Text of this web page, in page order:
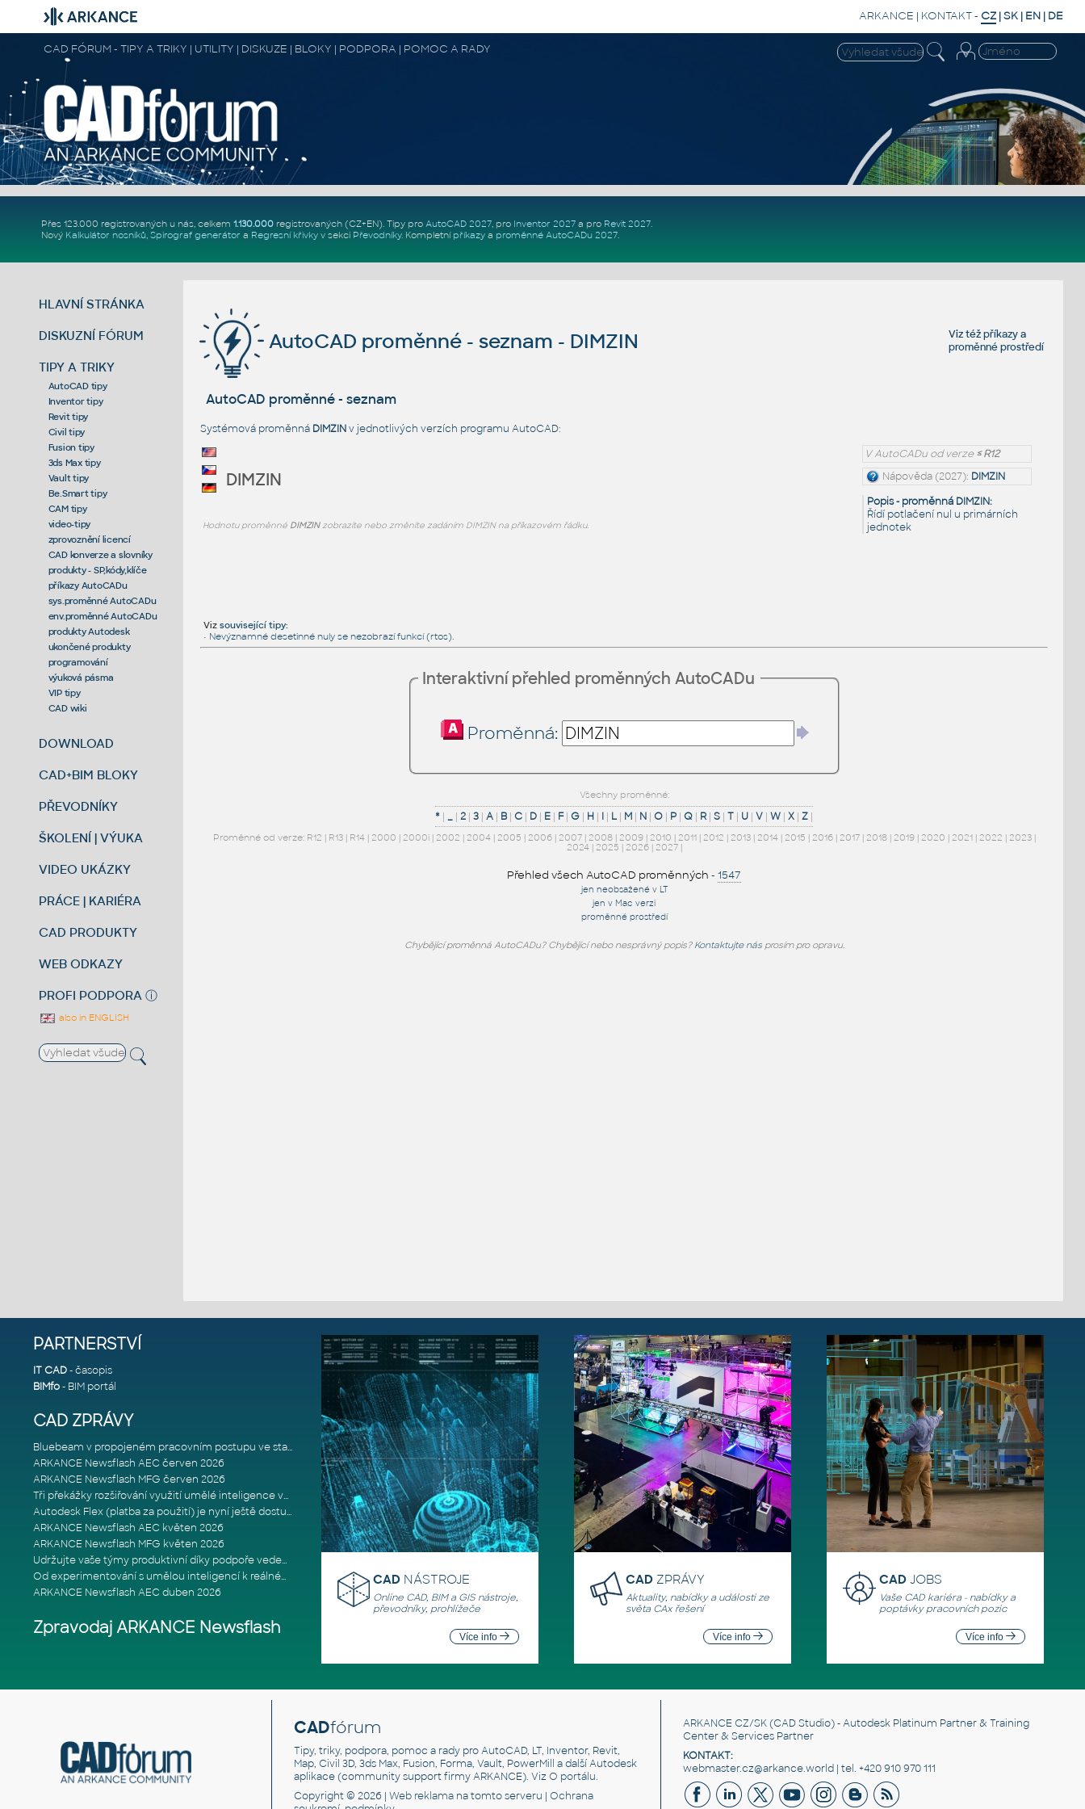
ARKANCE | KONTAKT- CZ |SK | EN | DE
CAD FÓRUM - TIPY A TRIKY | UTILITY | DISKUZE | BLOKY | PODPORA | POMOC A RADY
Přes 123.000 registrovaných u nás, celkem 1.130.000registrovaných (CZ+EN). Tipy pro AutoCAD 2027, pro Inventor 2027a pro Revit 2027.
Nový Kalkulátor nosníků, Spirograf generátor a Regresní křivkyv sekci Převodníky. Kompletní příkazya proměnné AutoCADu 2027.
HLAVNÍ STRÁNKA
DISKUZNÍ FÓRUM
TIPY A TRIKY
AutoCAD tipy
Inventor tipy
Revit tipy
Civil tipy
Fusion tipy
3ds Max tipy
Vault tipy
Be.Smart tipy
CAM tipy
video-tipy
zprovoznění licencí
CAD konverze a slovníky
produkty - SP,kódy,klíče
příkazy AutoCADu
sys.proměnné AutoCADu
env.proměnné AutoCADu
produkty Autodesk
ukončené produkty
programování
výuková pásma
VIP tipy
CAD wiki
DOWNLOAD
CAD+BIM BLOKY
PŘEVODNÍKY
ŠKOLENÍ | VÝUKA
VIDEO UKÁZKY
PRÁCE | KARIÉRA
CAD PRODUKTY
WEB ODKAZY
PROFI PODPORA ⓘ
also in ENGLISH
Viz téžpříkazya
proměnné prostředí
AutoCAD proměnné - seznam - DIMZIN
AutoCAD proměnné - seznam
Systémová proměnná DIMZINv jednotlivých verzích programu AutoCAD:
V AutoCADu od verze≤ R12
Nápověda (2027): DIMZIN
Popis - proměnná DIMZIN:
Řídí potlačení nul u primárních
jednotek
DIMZIN
Hodnotu proměnné DIMZINzobrazíte nebo změníte zadáním DIMZIN na příkazovém řádku.
Viz související tipy:
• Nevýznamné desetinné nuly se nezobrazí funkcí (rtos).
Interaktivní přehled proměnných AutoCADu
Proměnná:
Všechny proměnné:
* | _ |2 |3 |A | B |C | D | E | F|G | H | I | L | M | N |O | P |Q | R |S |T | U |V |W |X |Z |
Proměnné od verze: R12 | R13| R14| 2000 | 2000i| 2002 | 2004| 2005 | 2006| 2007| 2008| 2009| 2010 | 2011| 2012 | 2013| 2014| 2015 | 2016| 2017| 2018| 2019| 2020 | 2021| 2022 | 2023|
2024| 2025 | 2026| 2027|
Přehled všech AutoCAD proměnných -1547
jen neobsažené v LT
jen v Mac verzi
proměnné prostředí
Chybějící proměnná AutoCADu? Chybějící nebo nesprávný popis? Kontaktujte násprosím pro opravu.
PARTNERSTVÍ
IT CAD- časopis
BIMfo- BIM portál
CAD ZPRÁVY
Bluebeam v propojeném pracovním postupu ve stavebnictví: Proč je int
ARKANCE Newsflash AEC červen 2026
ARKANCE Newsflash MFG červen 2026
Tři překážky rozšiřování využití umělé inteligence ve stavebním prům
Autodesk Flex (platba za použití) je nyní ještě dostupnější
ARKANCE Newsflash AEC květen 2026
ARKANCE Newsflash MFG květen 2026
Udržujte vaše týmy produktivní díky podpoře vedené odborníky
Od experimentování s umělou inteligencí k reálnému dopadu na podniká
ARKANCE Newsflash AEC duben 2026
Zpravodaj ARKANCE Newsflash
CAD NÁSTROJE
Online CAD, BIM a GIS nástroje,
převodníky, prohlížeče
Více info
CAD ZPRÁVY
Aktuality, nabídky a události ze
světa CAx řešení
Více info
CADJOBS
Vaše CAD kariéra - nabídky a
poptávky pracovních pozic
Více info
CADfórum
Tipy, triky, podpora, pomoc a rady pro AutoCAD, LT, Inventor, Revit,
Map, Civil 3D, 3ds Max, Fusion, Forma, Vault, PowerMill a další Autodesk
aplikace (community support firmy ARKANCE). Viz O portálu.
Copyright © 2026 | Web reklamana tomto serveru | Ochrana
ARKANCE CZ/SK(CAD Studio) - Autodesk Platinum Partner & Training
Center & Services Partner
KONTAKT:
webmaster.cz@arkance.world | tel. +420 910 970 111